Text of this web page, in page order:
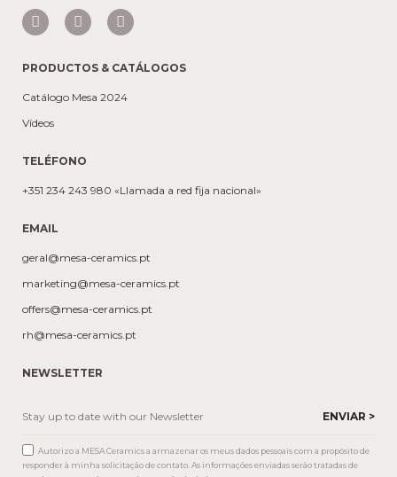
PRODUCTOS & CATÁLOGOS
Catálogo Mesa 2024
Vídeos
TELÉFONO
+351 234 243 980 «Llamada a red fija nacional»
EMAIL
geral@mesa-ceramics.pt
marketing@mesa-ceramics.pt
offers@mesa-ceramics.pt
rh@mesa-ceramics.pt
NEWSLETTER
Autorizo a MESA Ceramics a armazenar os meus dados pessoais com a propósito de
responder à minha solicitação de contato. As informações enviadas serão tratadas de